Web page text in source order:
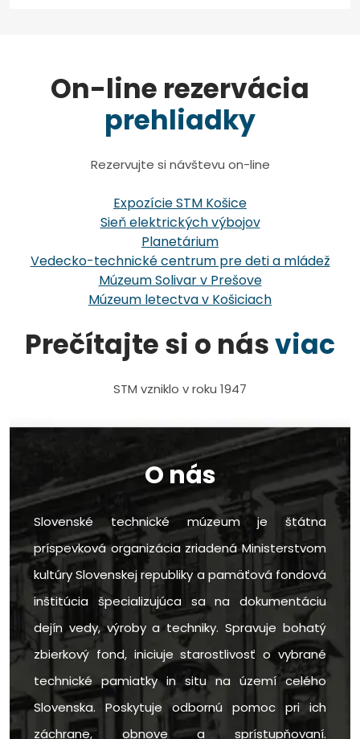
On-line rezervácia
prehliadky
Rezervujte si návštevu on-line
Expozície STM Košice
Sieň elektrických výbojov
Planetárium
Vedecko-technické centrum pre deti a mládež
Múzeum Solivar v Prešove
Múzeum letectva v Košiciach
Prečítajte si o násviac
STM vzniklo v roku 1947
O nás
Slovenské technické múzeum je štátna
príspevková organizácia zriadená Ministerstvom
kultúry Slovenskej republiky a pamäťová fondová
inštitúcia špecializujúca sa na dokumentáciu
dejín vedy, výroby a techniky. Spravuje bohatý
zbierkový fond, iniciuje starostlivosť o vybrané
technické pamiatky in situ na území celého
Slovenska. Poskytuje odbornú pomoc pri ich
záchrane, obnove a sprístupňovaní.